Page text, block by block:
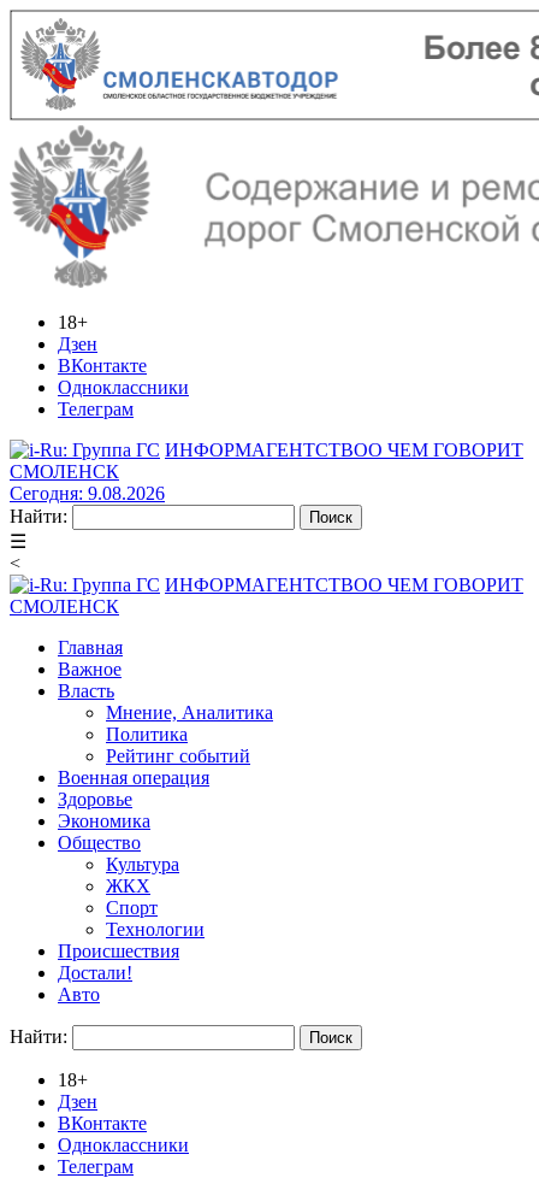
18+
Дзен
ВКонтакте
Одноклассники
Телеграм
ИНФОРМАГЕНТСТВОО ЧЕМ ГОВОРИТ
СМОЛЕНСК
Сегодня: 9.08.2026
Найти:
☰
<
ИНФОРМАГЕНТСТВОО ЧЕМ ГОВОРИТ
СМОЛЕНСК
Главная
Важное
Власть
Мнение, Аналитика
Политика
Рейтинг событий
Военная операция
Здоровье
Экономика
Общество
Культура
ЖКХ
Спорт
Технологии
Происшествия
Достали!
Авто
Найти:
18+
Дзен
ВКонтакте
Одноклассники
Телеграм